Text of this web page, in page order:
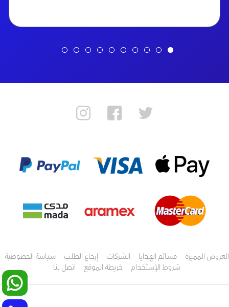
العروض المميزة قسائم الهدايا الشركات إرجاع الطلب سياسة الخصوصية
شروط الإستخدام خريطة الموقع اتصل بنا